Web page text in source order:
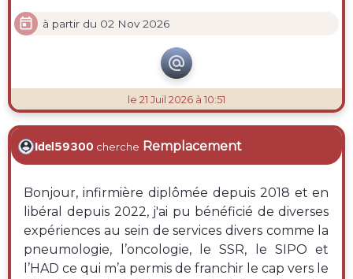
 à partir du 02 Nov 2026

le 21 Juil 2026 à 10:51
Idel59300 cherche Remplacement
Bonjour, infirmière diplômée depuis 2018 et en
libéral depuis 2022, j'ai pu bénéficié de diverses
expériences au sein de services divers comme la
pneumologie, l’oncologie, le SSR, le SIPO et
l’HAD ce qui m’a permis de franchir le cap vers le